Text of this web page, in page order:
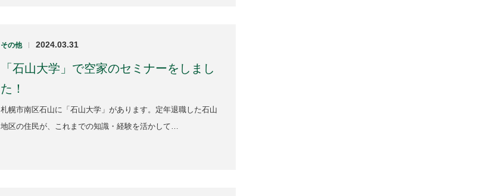
その他 | 2024.03.31
「石山大学」で空家のセミナーをしまし
た！
札幌市南区石山に「石山大学」があります。定年退職した石山
地区の住民が、これまでの知識・経験を活かして…